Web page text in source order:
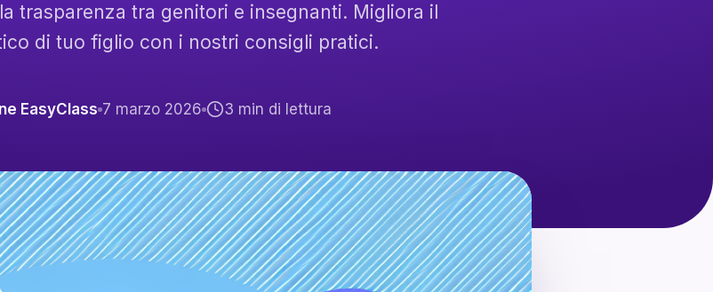
trasparenza tra genitori e insegnanti. Migliora il
di tuo figlio con i nostri consigli pratici.
EasyClass 7 marzo 2026 3 min di lettura